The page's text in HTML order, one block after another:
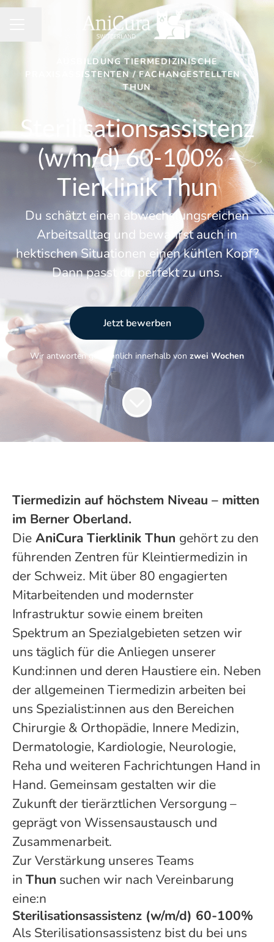
AUSBILDUNG TIERMEDIZINISCHE
PRAXISASSISTENTEN / FACHANGESTELLTEN ·
THUN
Sterilisationsassistenz
(w/m/d) 60-100% -
Tierklinik Thun
Du schätzt einen abwechslungsreichen
Arbeitsalltag und bewahrst auch in
hektischen Situationen einen kühlen Kopf?
Dann passt du perfekt zu uns.
Jetzt bewerben
Wir antworten gewöhnlich innerhalb von zwei Wochen
Tiermedizin auf höchstem Niveau – mitten
im Berner Oberland.
Die AniCura Tierklinik Thun gehört zu den
führenden Zentren für Kleintiermedizin in
der Schweiz. Mit über 80 engagierten
Mitarbeitenden und modernster
Infrastruktur sowie einem breiten
Spektrum an Spezialgebieten setzen wir
uns täglich für die Anliegen unserer
Kund:innen und deren Haustiere ein. Neben
der allgemeinen Tiermedizin arbeiten bei
uns Spezialist:innen aus den Bereichen
Chirurgie & Orthopädie, Innere Medizin,
Dermatologie, Kardiologie, Neurologie,
Reha und weiteren Fachrichtungen Hand in
Hand. Gemeinsam gestalten wir die
Zukunft der tierärztlichen Versorgung –
geprägt von Wissensaustausch und
Zusammenarbeit.
Zur Verstärkung unseres Teams
in Thun suchen wir nach Vereinbarung
eine:n
Sterilisationsassistenz (w/m/d) 60-100%
Als Sterilisationsassistenz bist du bei uns